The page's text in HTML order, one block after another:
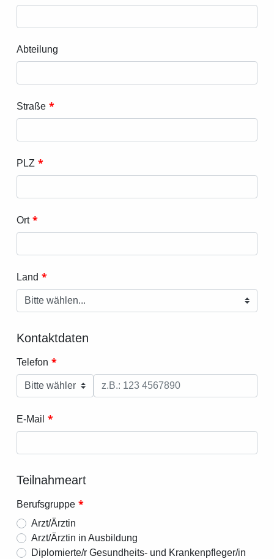
Abteilung
Straße *
PLZ *
Ort *
Land *
Kontaktdaten
Telefon *
E-Mail *
Teilnahmeart
Berufsgruppe *
Arzt/Ärztin
Arzt/Ärztin in Ausbildung
Diplomierte/r Gesundheits- und Krankenpfleger/in